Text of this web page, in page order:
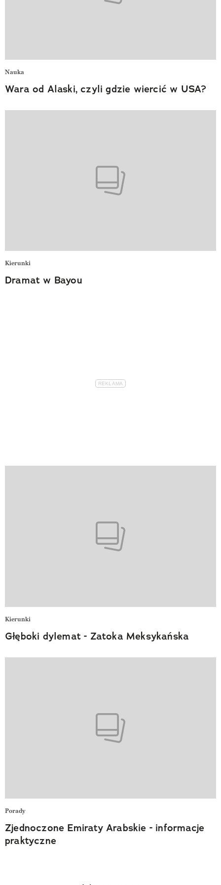
Nauka
Wara od Alaski, czyli gdzie wiercić w USA?
Kierunki
Dramat w Bayou
Kierunki
Głęboki dylemat - Zatoka Meksykańska
Porady
Zjednoczone Emiraty Arabskie - informacje
praktyczne